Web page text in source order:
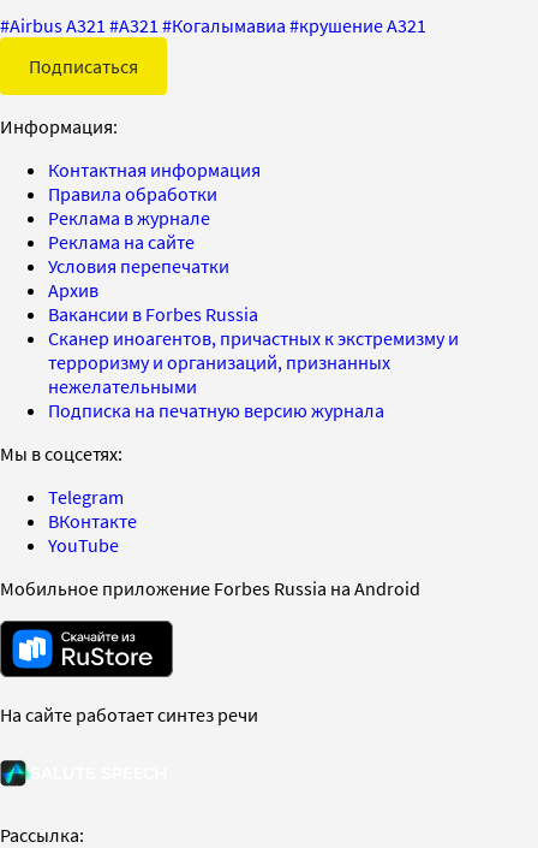
#Airbus A321 #А321 #Когалымавиа #крушение А321
Подписаться
Информация:
Контактная информация
Правила обработки
Реклама в журнале
Реклама на сайте
Условия перепечатки
Архив
Вакансии в Forbes Russia
Сканер иноагентов, причастных к экстремизму и
терроризму и организаций, признанных
нежелательными
Подписка на печатную версию журнала
Мы в соцсетях:
Telegram
ВКонтакте
YouTube
Мобильное приложение Forbes Russia на Android
На сайте работает синтез речи
Рассылка: